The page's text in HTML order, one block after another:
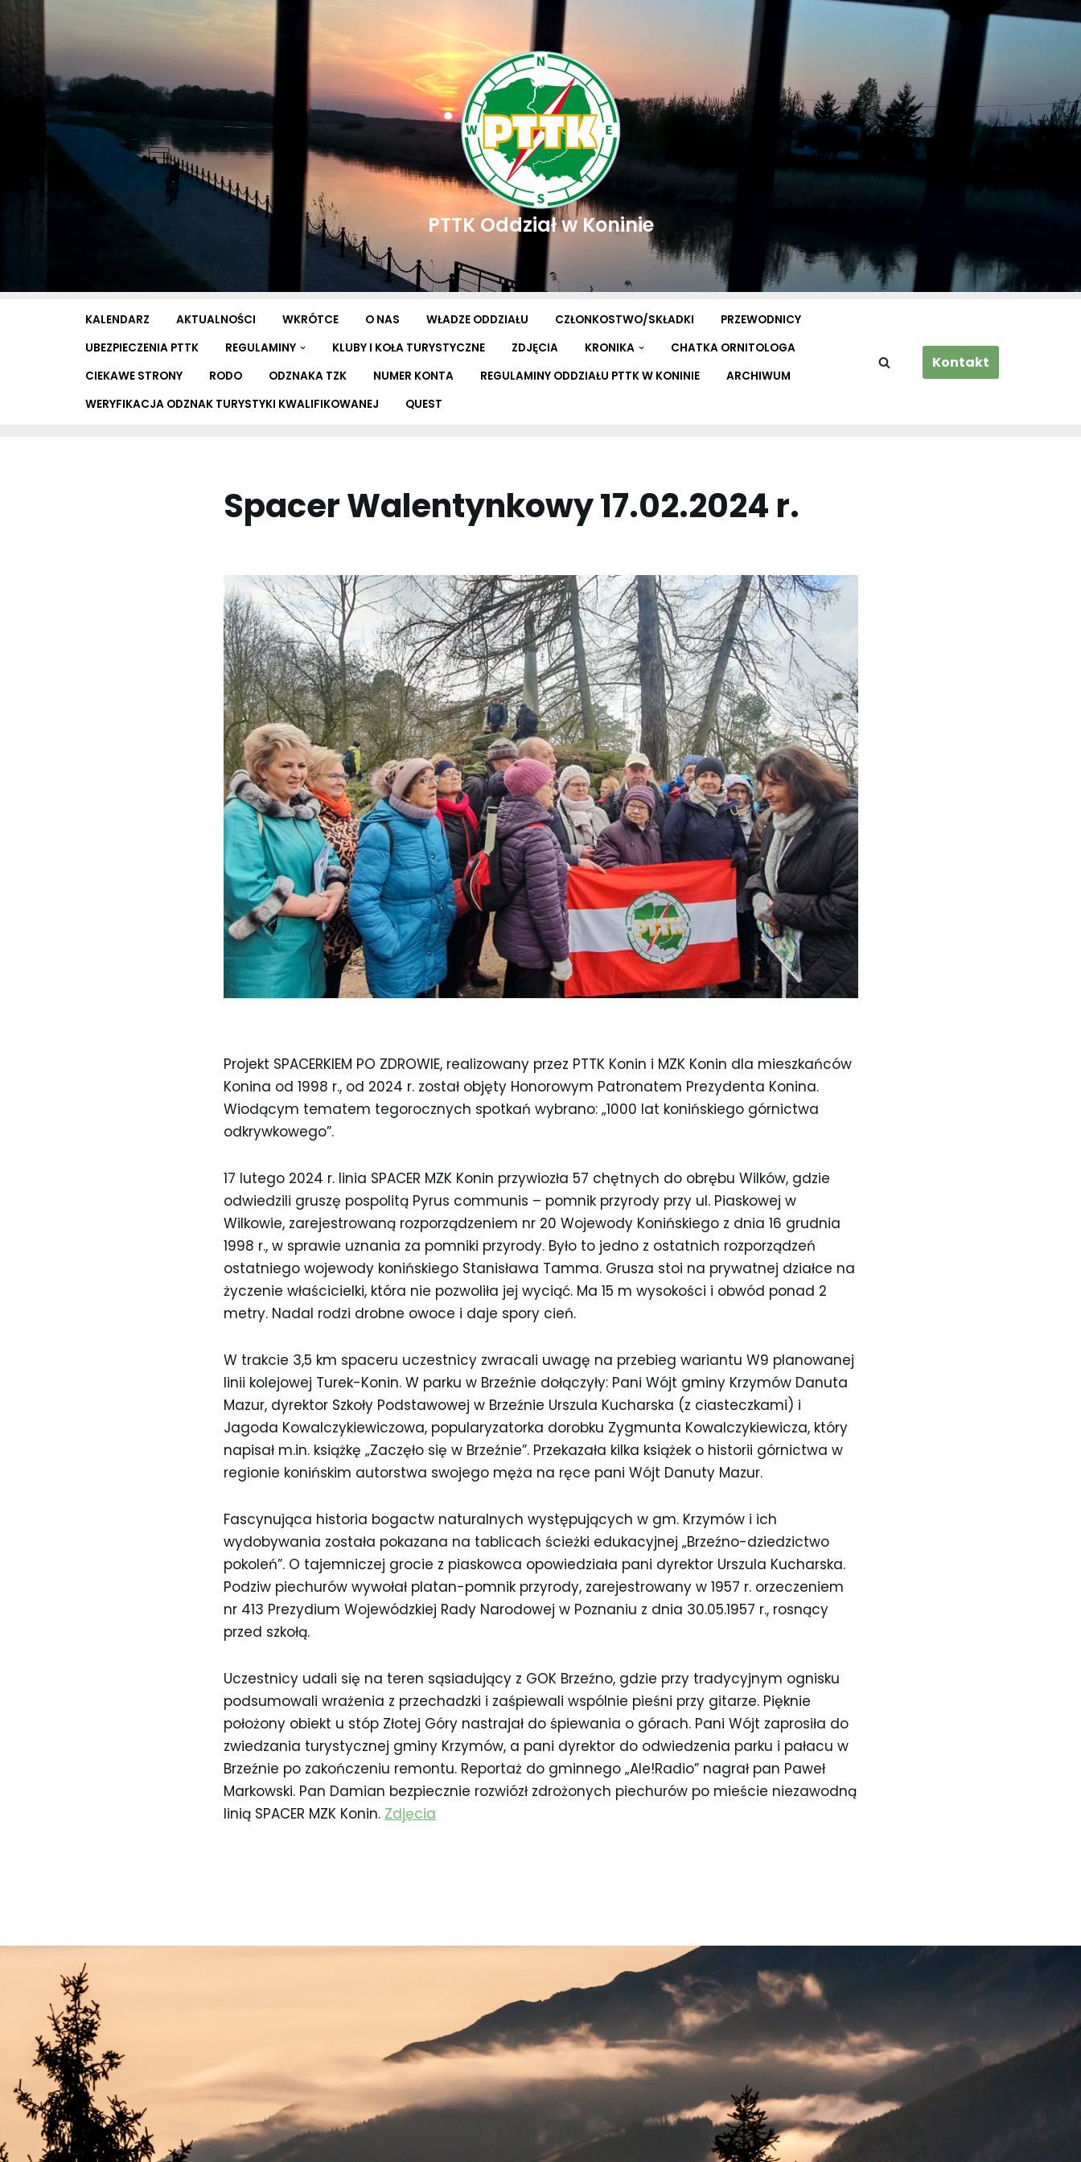
Przejdź
do
PTTK Oddział w Koninie
KALENDARZ AKTUALNOŚCI WKRÓTCE O NAS WŁADZE ODDZIAŁU CZŁONKOSTWO/SKŁADKI
PRZEWODNICY
UBEZPIECZENIA PTTK
REGULAMINY KLUBY I KOŁA TURYSTYCZNE ZDJĘCIA KRONIKA
CHATKA ORNITOLOGA
CIEKAWE STRONY
RODO ODZNAKA TZK NUMER KONTA REGULAMINY ODDZIAŁU PTTK W KONINIE
ARCHIWUM
WERYFIKACJA ODZNAK TURYSTYKI KWALIFIKOWANEJ
QUEST
Kontakt
Spacer Walentynkowy 17.02.2024 r.
Projekt SPACERKIEM PO ZDROWIE, realizowany przez PTTK Konin i MZK Konin dla mieszkańców
Konina od 1998 r., od 2024 r. został objęty Honorowym Patronatem Prezydenta Konina.
Wiodącym tematem tegorocznych spotkań wybrano: „1000 lat konińskiego górnictwa
odkrywkowego”.
17 lutego 2024 r. linia SPACER MZK Konin przywiozła 57 chętnych do obrębu Wilków, gdzie
odwiedzili gruszę pospolitą Pyrus communis – pomnik przyrody przy ul. Piaskowej w
Wilkowie, zarejestrowaną rozporządzeniem nr 20 Wojewody Konińskiego z dnia 16 grudnia
1998 r., w sprawie uznania za pomniki przyrody. Było to jedno z ostatnich rozporządzeń
ostatniego wojewody konińskiego Stanisława Tamma. Grusza stoi na prywatnej działce na
życzenie właścicielki, która nie pozwoliła jej wyciąć. Ma 15 m wysokości i obwód ponad 2
metry. Nadal rodzi drobne owoce i daje spory cień.
W trakcie 3,5 km spaceru uczestnicy zwracali uwagę na przebieg wariantu W9 planowanej
linii kolejowej Turek-Konin. W parku w Brzeźnie dołączyły: Pani Wójt gminy Krzymów Danuta
Mazur, dyrektor Szkoły Podstawowej w Brzeźnie Urszula Kucharska (z ciasteczkami) i
Jagoda Kowalczykiewiczowa, popularyzatorka dorobku Zygmunta Kowalczykiewicza, który
napisał m.in. książkę „Zaczęło się w Brzeźnie”. Przekazała kilka książek o historii górnictwa w
regionie konińskim autorstwa swojego męża na ręce pani Wójt Danuty Mazur.
Fascynująca historia bogactw naturalnych występujących w gm. Krzymów i ich
wydobywania została pokazana na tablicach ścieżki edukacyjnej „Brzeźno-dziedzictwo
pokoleń”. O tajemniczej grocie z piaskowca opowiedziała pani dyrektor Urszula Kucharska.
Podziw piechurów wywołał platan-pomnik przyrody, zarejestrowany w 1957 r. orzeczeniem
nr 413 Prezydium Wojewódzkiej Rady Narodowej w Poznaniu z dnia 30.05.1957 r., rosnący
przed szkołą.
Uczestnicy udali się na teren sąsiadujący z GOK Brzeźno, gdzie przy tradycyjnym ognisku
podsumowali wrażenia z przechadzki i zaśpiewali wspólnie pieśni przy gitarze. Pięknie
położony obiekt u stóp Złotej Góry nastrajał do śpiewania o górach. Pani Wójt zaprosiła do
zwiedzania turystycznej gminy Krzymów, a pani dyrektor do odwiedzenia parku i pałacu w
Brzeźnie po zakończeniu remontu. Reportaż do gminnego „Ale!Radio” nagrał pan Paweł
Markowski. Pan Damian bezpiecznie rozwiózł zdrożonych piechurów po mieście niezawodną
linią SPACER MZK Konin. Zdjęcia